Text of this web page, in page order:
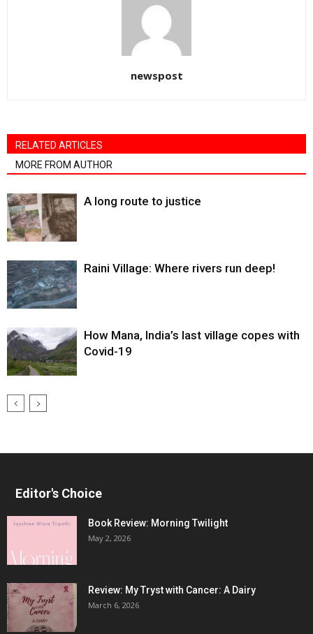
newspost
RELATED ARTICLES
MORE FROM AUTHOR
A long route to justice
Raini Village: Where rivers run deep!
How Mana, India’s last village copes with
Covid-19
Editor's Choice
Book Review: Morning Twilight
May 2, 2026
Review: My Tryst with Cancer: A Dairy
March 6, 2026